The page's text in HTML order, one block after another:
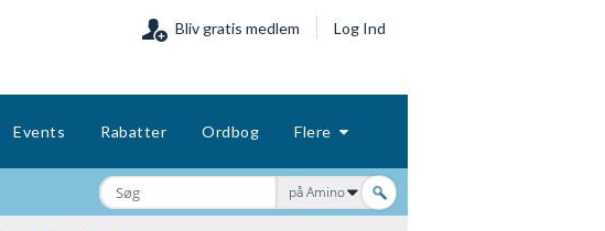
Bliv gratis medlem Log Ind
Events Rabatter Ordbog Flere
på Amino